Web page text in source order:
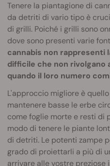
Tenere la piantagione di
da detriti di vario tipo è
di grilli. Poiché i grilli sono
dove sono presenti varie
cannabis non rappresenti
difficile che non rivolgano
quando il loro numero
L'approccio migliore è
mantenere basse le erbe
come foglie morte e resti di
modo di tenere le piante
di detriti. Le potenti zampe
grado di proiettarli a più di
arrivare alle vostre preziose